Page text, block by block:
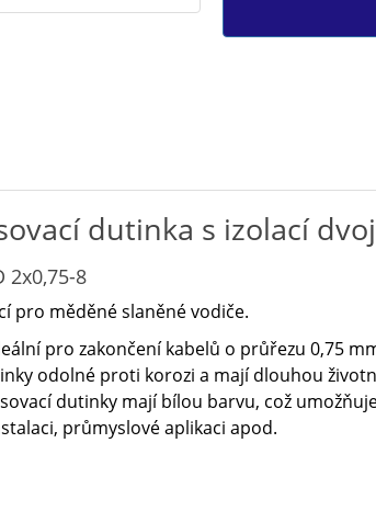
dutinka s izolací
2x0,75-8
pro měděné slaněné vodiče.
pro zakončení kabelů o ​průřezu 0,75
odolné proti korozi a ​mají dlouhou
dutinky mají bílou barvu, což
průmyslové aplikaci apod.